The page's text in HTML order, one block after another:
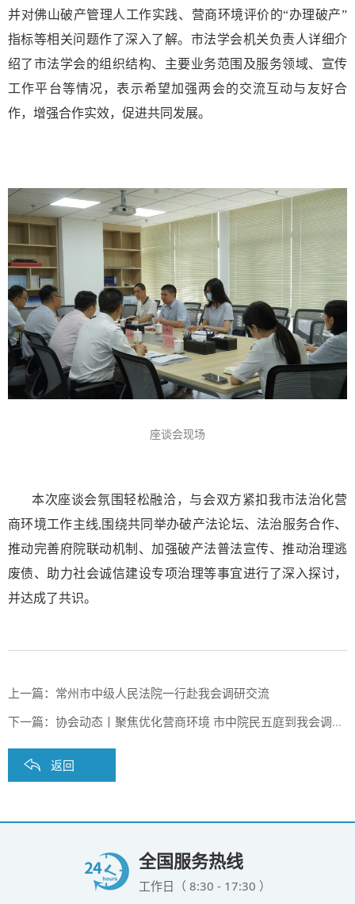
并对佛山破产管理人工作实践、营商环境评价的“办理破产”
指标等相关问题作了深入了解。市法学会机关负责人详细介
绍了市法学会的组织结构、主要业务范围及服务领域、宣传
工作平台等情况，表示希望加强两会的交流互动与友好合
作，增强合作实效，促进共同发展。
座谈会现场
本次座谈会氛围轻松融洽，与会双方紧扣我市法治化营
商环境工作主线,围绕共同举办破产法论坛、法治服务合作、
推动完善府院联动机制、加强破产法普法宣传、推动治理逃
废债、助力社会诚信建设专项治理等事宜进行了深入探讨，
并达成了共识。
上一篇： 常州市中级人民法院一行赴我会调研交流
下一篇： 协会动态丨聚焦优化营商环境 市中院民五庭到我会调研破产指标工作开展情况
返回
全国服务热线
工作日（ 8:30 - 17:30 ）